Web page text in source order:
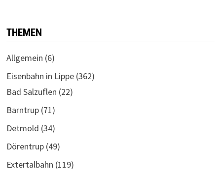
THEMEN
Allgemein (6)
Eisenbahn in Lippe(362)
Bad Salzuflen (22)
Barntrup(71)
Detmold (34)
Dörentrup(49)
Extertalbahn (119)